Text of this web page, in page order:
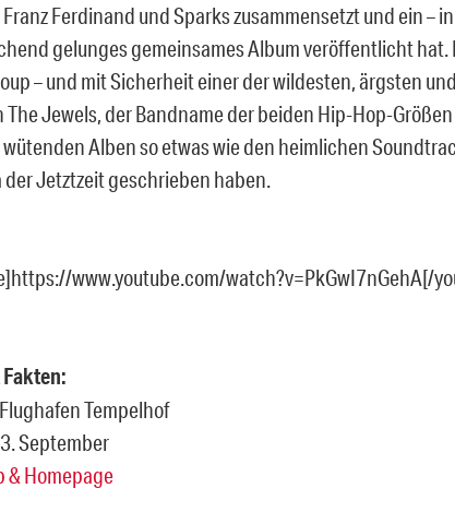
Ferdinand und Sparks zusammensetzt und ein –
gelunges gemeinsames Album veröffentlicht hat.
– und mit Sicherheit einer der wildesten, ärgsten
The Jewels, der Bandname der beiden Hip-Hop-
Alben so etwas wie den heimlichen
der Jetztzeit geschrieben haben.
www.youtube.com/watch?v=PkGwI7nGehA[/
Tempelhof
September
& Homepage